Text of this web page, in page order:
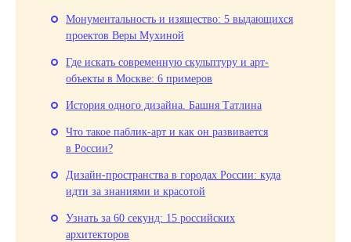
Монументальность и изящество: 5 выдающихся
проектов Веры Мухиной
Где искать современную скульптуру и арт-
объекты в Москве: 6 примеров
История одного дизайна. Башня Татлина
Что такое паблик-арт и как он развивается
в России?
Дизайн-пространства в городах России: куда
идти за знаниями и красотой
Узнать за 60 секунд: 15 российских
архитекторов